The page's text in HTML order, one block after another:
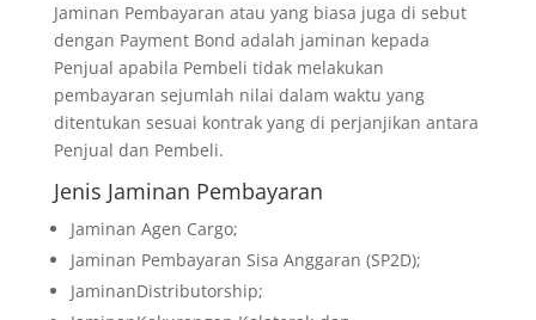
Jaminan Pembayaran atau yang biasa juga di sebut
dengan Payment Bond adalah jaminan kepada
Penjual apabila Pembeli tidak melakukan
pembayaran sejumlah nilai dalam waktu yang
ditentukan sesuai kontrak yang di perjanjikan antara
Penjual dan Pembeli.
Jenis Jaminan Pembayaran
Jaminan Agen Cargo;
Jaminan Pembayaran Sisa Anggaran (SP2D);
JaminanDistributorship;